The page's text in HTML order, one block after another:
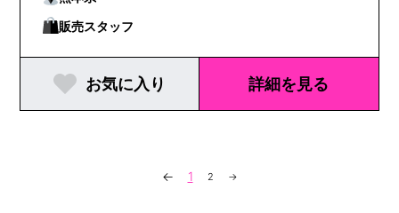
販売スタッフ
お気に入り 詳細を見る
← 1 2 →